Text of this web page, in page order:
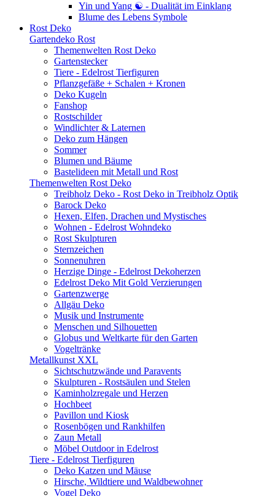
Yin und Yang ☯ - Dualität im Einklang
Blume des Lebens Symbole
Rost Deko
Gartendeko Rost
Themenwelten Rost Deko
Gartenstecker
Tiere - Edelrost Tierfiguren
Pflanzgefäße + Schalen + Kronen
Deko Kugeln
Fanshop
Rostschilder
Windlichter & Laternen
Deko zum Hängen
Sommer
Blumen und Bäume
Bastelideen mit Metall und Rost
Themenwelten Rost Deko
Treibholz Deko - Rost Deko in Treibholz Optik
Barock Deko
Hexen, Elfen, Drachen und Mystisches
Wohnen - Edelrost Wohndeko
Rost Skulpturen
Sternzeichen
Sonnenuhren
Herzige Dinge - Edelrost Dekoherzen
Edelrost Deko Mit Gold Verzierungen
Gartenzwerge
Allgäu Deko
Musik und Instrumente
Menschen und Silhouetten
Globus und Weltkarte für den Garten
Vogeltränke
Metallkunst XXL
Sichtschutzwände und Paravents
Skulpturen - Rostsäulen und Stelen
Kaminholzregale und Herzen
Hochbeet
Pavillon und Kiosk
Rosenbögen und Rankhilfen
Zaun Metall
Möbel Outdoor in Edelrost
Tiere - Edelrost Tierfiguren
Deko Katzen und Mäuse
Hirsche, Wildtiere und Waldbewohner
Vogel Deko